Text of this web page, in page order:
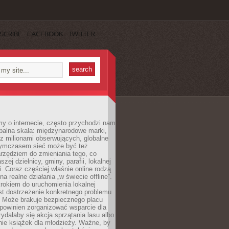
FACEBOOK TWITTER
o internecie, często przychodzi nam
skala: międzynarodowe marki,
milionami obserwujących, globalne
sieć może być też
do zmieniania tego, co
dzielnicy, gminy, parafii, lokalnej
Coraz częściej właśnie online rodzą
realne działania „w świecie offline”.
do uruchomienia lokalnej
dostrzeżenie konkretnego problemu
Może brakuje bezpiecznego placu
zorganizować wsparcie dla
się akcja sprzątania lasu albo
książek dla młodzieży. Ważne, by